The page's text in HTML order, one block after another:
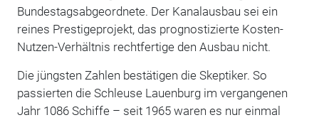
Bundestagsabgeordnete. Der Kanalausbau sei ein
reines Prestigeprojekt, das prognostizierte Kosten-
Nutzen-Verhältnis rechtfertige den Ausbau nicht.
Die jüngsten Zahlen bestätigen die Skeptiker. So
passierten die Schleuse Lauenburg im vergangenen
Jahr 1086 Schiffe – seit 1965 waren es nur einmal